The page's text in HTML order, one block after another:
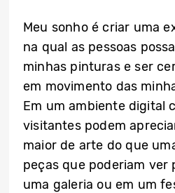
Meu sonho é criar uma
na qual as pessoas
minhas pinturas e ser
em movimento das
Em um ambiente digital
visitantes podem
maior de arte do que
peças que poderiam ver
uma galeria ou em um